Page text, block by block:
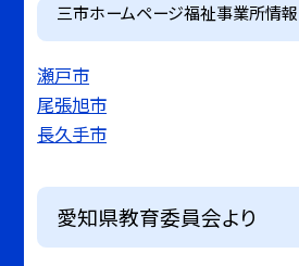
三市ホームページ福祉事業所情報
瀬戸市
尾張旭市
長久手市
愛知県教育委員会より